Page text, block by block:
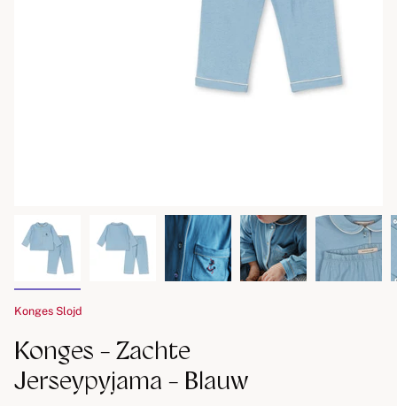
Konges Slojd
Konges - Zachte
Jerseypyjama - Blauw